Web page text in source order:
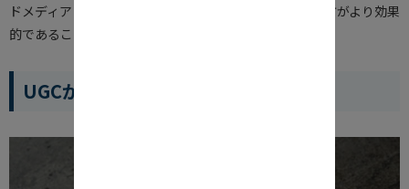
ドメディアとしての観点で、SNSマーケティングを行う方がより効果
的であることは間違いありません。
UGCが注目される理由